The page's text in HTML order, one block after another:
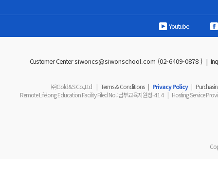
Youtube
Customer Centersiwoncs@siwonschool.com (02-6409-0878 ) |
㈜Gold&S Co.,Ltd | Terms & Conditions | Privacy Policy |
Remote Lifelong Education Facility Filed No.: 남부교육지원청-414 | Hosting Service